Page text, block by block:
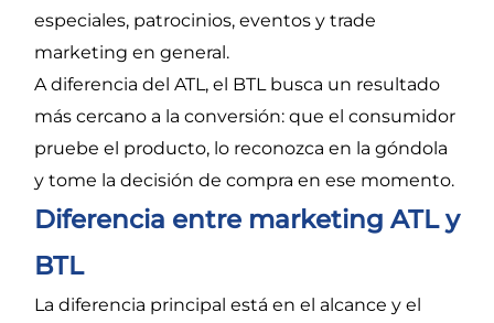
especiales, patrocinios, eventos y trade
marketing en general.
A diferencia del ATL, el BTL busca un resultado
más cercano a la conversión: que el consumidor
pruebe el producto, lo reconozca en la góndola
y tome la decisión de compra en ese momento.
Diferencia entre marketing ATL y
BTL
La diferencia principal está en el alcance y el